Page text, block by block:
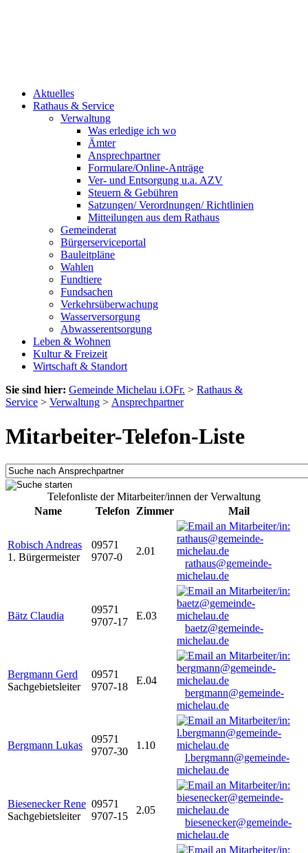
Aktuelles
Rathaus & Service
Verwaltung
Was erledige ich wo
Ämter
Ansprechpartner
Formulare/Online-Anträge
Ver- und Entsorgung u.a. AZV
Steuern & Gebühren
Satzungen/ Verordnungen/ Richtlinien
Mitteilungen aus dem Rathaus
Gemeinderat
Bürgerserviceportal
Bauleitpläne
Wahlen
Fundtiere
Fundsachen
Verkehrsüberwachung
Wasserversorgung
Abwasserentsorgung
Leben & Wohnen
Kultur & Freizeit
Wirtschaft & Standort
Sie sind hier: Gemeinde Michelau i.OFr. > Rathaus &
Service > Verwaltung > Ansprechpartner
Mitarbeiter-Telefon-Liste
Telefonliste der Mitarbeiter/innen der Verwaltung
Name
Telefon Zimmer Mail
Robisch Andreas
1. Bürgermeister
09571
9707-0
2.01
rathaus@gemeinde-
michelau.de
Bätz Claudia
09571
9707-17
E.03
baetz@gemeinde-
michelau.de
Bergmann Gerd
Sachgebietsleiter
09571
9707-18
E.04
bergmann@gemeinde-
michelau.de
Bergmann Lukas
09571
9707-30
1.10
l.bergmann@gemeinde-
michelau.de
Biesenecker Rene
Sachgebietsleiter
09571
9707-15
2.05
biesenecker@gemeinde-
michelau.de